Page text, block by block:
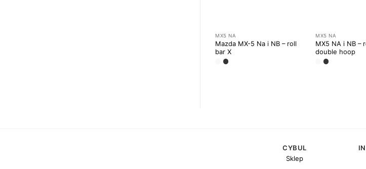
MX5 NA
Mazda MX-5 Na i NB – roll
bar X
MX5 NA
MX5 NA i NB –
double hoop
CYBUL
Sklep